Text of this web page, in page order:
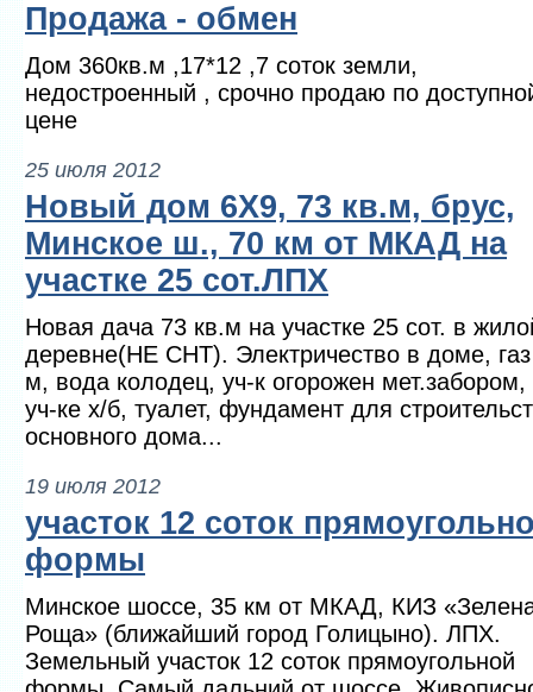
Продажа - обмен
Дом 360кв.м ,17*12 ,7 соток земли,
недостроенный , срочно продаю по
цене
25 июля 2012
Новый дом 6Х9, 73 кв.м, брус,
Минское ш., 70 км от МКАД на
участке 25 сот.ЛПХ
Новая дача 73 кв.м на участке 25 сот. в
деревне(НЕ СНТ). Электричество в доме,
м, вода колодец, уч-к огорожен мет.забором,
уч-ке х/б, туалет, фундамент для
основного дома...
19 июля 2012
участок 12 соток
формы
Минское шоссе, 35 км от МКАД, КИЗ
Роща» (ближайший город Голицыно). ЛПХ.
Земельный участок 12 соток прямоугольной